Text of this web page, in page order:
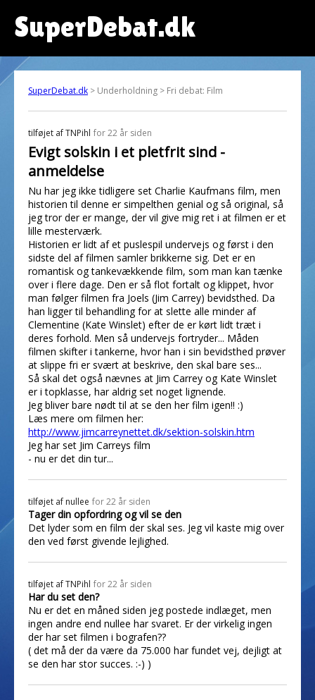
SuperDebat.dk
SuperDebat.dk > Underholdning > Fri debat: Film
tilføjet afTNPihl for 22 år siden
Evigt solskin i et pletfrit sind -
anmeldelse
Nu har jeg ikke tidligere set Charlie Kaufmans film, men
historien til denne er simpelthen genial og så original, så
jeg tror der er mange, der vil give mig ret i at filmen er et
lille mesterværk.
Historien er lidt af et puslespil undervejs og først i den
sidste del af filmen samler brikkerne sig. Det er en
romantisk og tankevækkende film, som man kan tænke
over i flere dage. Den er så flot fortalt og klippet, hvor
man følger filmen fra Joels (Jim Carrey) bevidsthed. Da
han ligger til behandling for at slette alle minder af
Clementine (Kate Winslet) efter de er kørt lidt træt i
deres forhold. Men så undervejs fortryder... Måden
filmen skifter i tankerne, hvor han i sin bevidsthed prøver
at slippe fri er svært at beskrive, den skal bare ses...
Så skal det også nævnes at Jim Carrey og Kate Winslet
er i topklasse, har aldrig set noget lignende.
Jeg bliver bare nødt til at se den her film igen!! :)
Læs mere om filmen her:
http://www.jimcarreynettet.dk/sektion-solskin.htm
Jeg har set Jim Carreys film
- nu er det din tur...
tilføjet af nullee for 22 år siden
Tager din opfordring og vil se den
Det lyder som en film der skal ses. Jeg vil kaste mig over
den ved først givende lejlighed.
tilføjet afTNPihl for 22 år siden
Har du set den?
Nu er det en måned siden jeg postede indlæget, men
ingen andre end nullee har svaret. Er der virkelig ingen
der har set filmen i bografen??
( det må der da være da 75.000 har fundet vej, dejligt at
se den har stor succes. :-) )